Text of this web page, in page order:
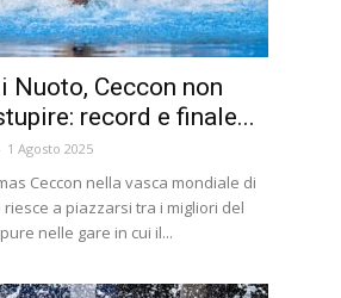
Nuoto, Ceccon non
record e finale...
1 Agosto 2025
Ceccon nella vasca mondiale di
a piazzarsi tra i migliori del
nelle gare in cui il...